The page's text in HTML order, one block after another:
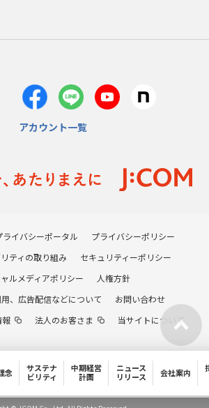
念
サステナ
ビリティ
中期経営
計画
ニュース
リリース
会社案内
アカウント一覧
ライバシーポータル
プライバシーポリシー
ティの取り組み
セキュリティーポリシー
ルメディアポリシー
人権方針
、広告配信などについて
お問い合わせ
法人のお客さま 当サイトについて